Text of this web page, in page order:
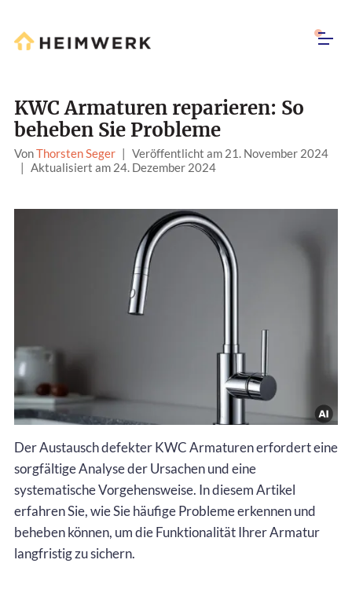
KWC Armaturen reparieren: So
beheben Sie Probleme
VonThorsten Seger | Veröffentlicht am 21. November 2024
| Aktualisiert am 24. Dezember 2024
Der Austausch defekter KWC Armaturen erfordert eine
sorgfältige Analyse der Ursachen und eine
systematische Vorgehensweise. In diesem Artikel
erfahren Sie, wie Sie häufige Probleme erkennen und
beheben können, um die Funktionalität Ihrer Armatur
langfristig zu sichern.